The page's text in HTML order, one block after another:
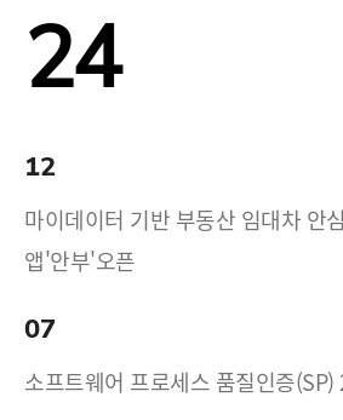
24
12
마이데이터 기반 부동산 임대차 안
앱'안부'오픈
07
소프트웨어 프로세스 품질인증(SP)